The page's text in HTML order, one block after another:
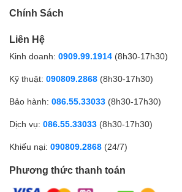
Chính Sách
Liên Hệ
Kinh doanh: 0909.99.1914 (8h30-17h30)
Kỹ thuật: 090809.2868 (8h30-17h30)
Bảo hành: 086.55.33033 (8h30-17h30)
Dịch vụ: 086.55.33033 (8h30-17h30)
Khiếu nại: 090809.2868 (24/7)
Phương thức thanh toán